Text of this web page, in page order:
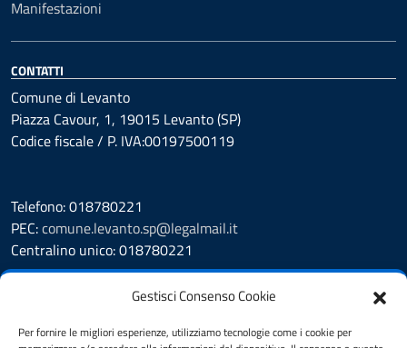
Gestisci Consenso Cookie
Per fornire le migliori esperienze, utilizziamo tecnologie come i cookie per
Manifestazioni
CONTATTI
Comune di Levanto
Piazza Cavour, 1, 19015 Levanto (SP)
Codice fiscale / P. IVA:00197500119
Telefono: 018780221
PEC:comune.levanto.sp@legalmail.it
Centralino unico: 018780221
Prenotazione appuntamento
Segnalazione disservizio